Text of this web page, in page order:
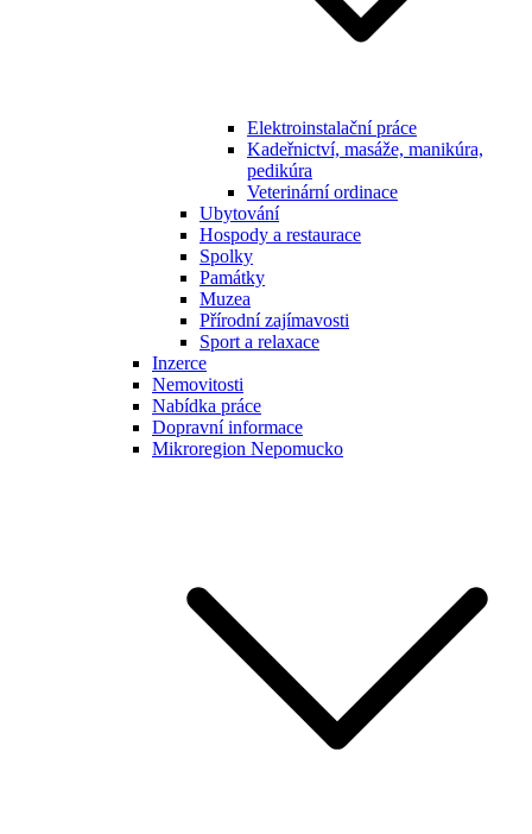
Elektroinstalační práce
Kadeřnictví, masáže, manikúra,
pedikúra
Veterinární ordinace
Ubytování
Hospody a restaurace
Spolky
Památky
Muzea
Přírodní zajímavosti
Sport a relaxace
Inzerce
Nemovitosti
Nabídka práce
Dopravní informace
Mikroregion Nepomucko